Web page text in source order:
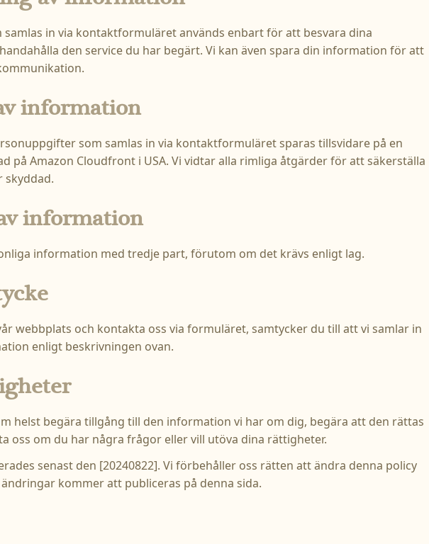
in via kontaktformuläret används enbart för att besvara dina
den service du har begärt. Vi kan även spara din information för att
information
som samlas in via kontaktformuläret sparas tillsvidare på en
på Amazon Cloudfront i USA. Vi vidtar alla rimliga åtgärder för att säkerställa
information
information med tredje part, förutom om det krävs enligt lag.
webbplats och kontakta oss via formuläret, samtycker du till att vi samlar in
enligt beskrivningen ovan.
helst begära tillgång till den information vi har om dig, begära att den rättas
oss om du har några frågor eller vill utöva dina rättigheter.
senast den [20240822]. Vi förbehåller oss rätten att ändra denna policy
kommer att publiceras på denna sida.